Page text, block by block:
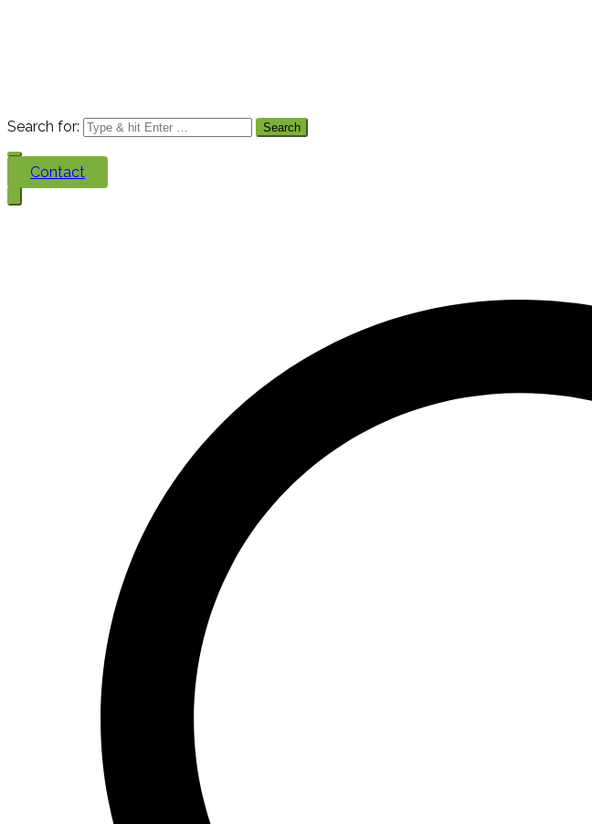
Search for:
Contact